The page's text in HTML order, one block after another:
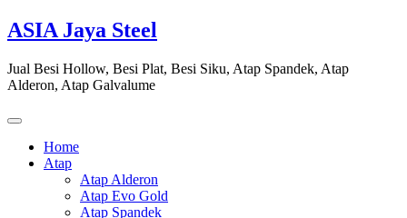
Skip
to
ASIA Jaya Steel
Jual Besi Hollow, Besi Plat, Besi Siku, Atap Spandek, Atap
Alderon, Atap Galvalume
Home
Atap
Atap Alderon
Atap Evo Gold
Atap Spandek